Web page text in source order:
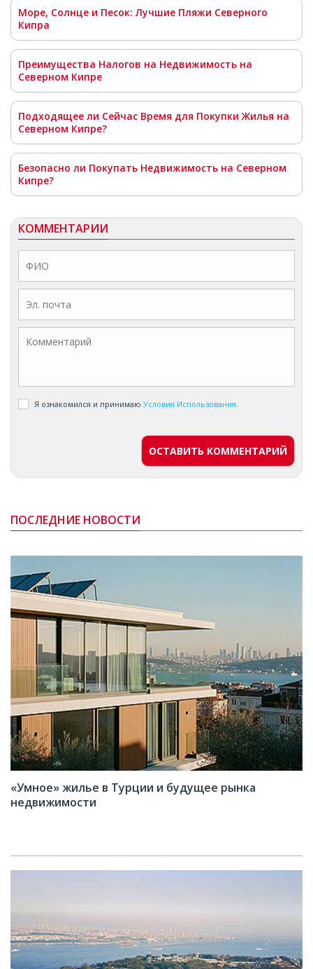
Море, Солнце и Песок: Лучшие Пляжи Северного
Кипра
Преимущества Налогов на Недвижимость на
Северном Кипре
Подходящее ли Сейчас Время для Покупки Жилья на
Северном Кипре?
Безопасно ли Покупать Недвижимость на Северном
Кипре?
КОММЕНТАРИИ
Я ознакомился и принимаю Условия Использования.
ОСТАВИТЬ КОММЕНТАРИЙ
ПОСЛЕДНИЕ НОВОСТИ
«Умное» жилье в Турции и будущее рынка
недвижимости